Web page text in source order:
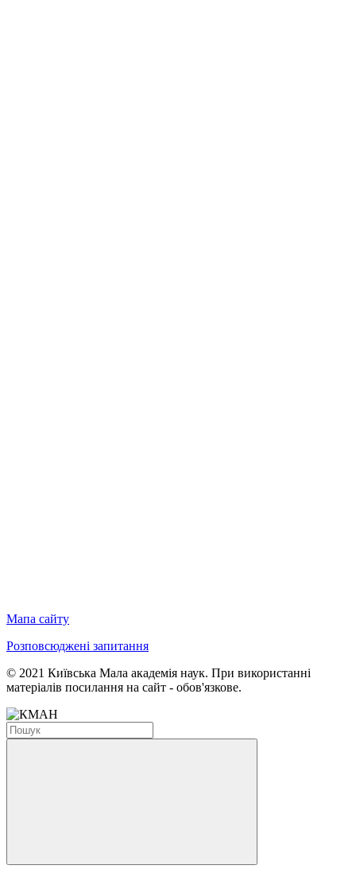
Мапа сайту
Розповсюджені запитання
© 2021 Київська Мала академія наук. При використанні
матеріалів посилання на сайт - обов'язкове.